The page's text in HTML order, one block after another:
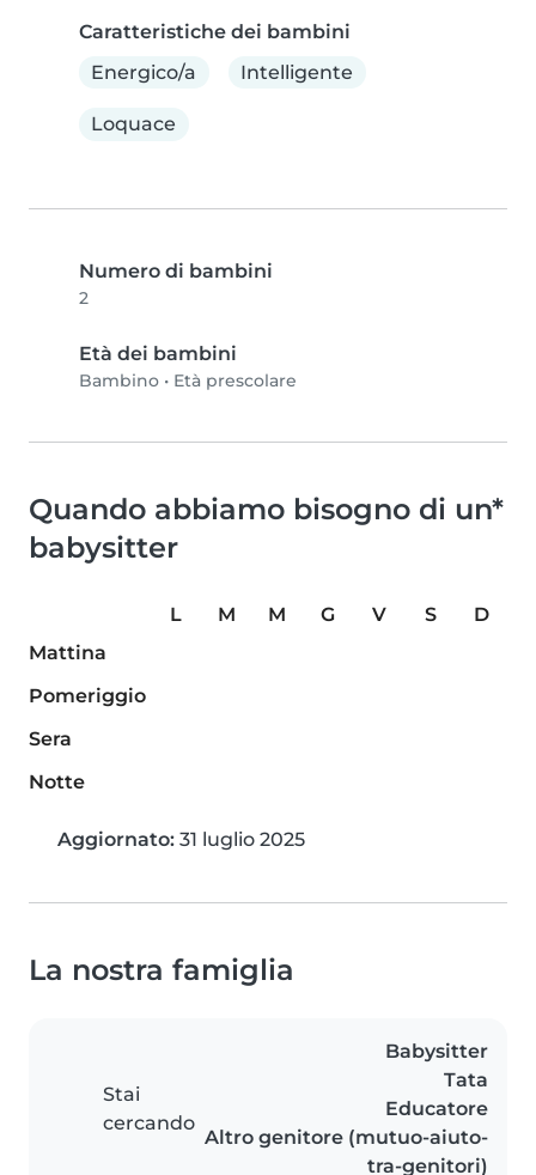
Caratteristiche dei bambini
Energico/a
Intelligente
Loquace
Numero di bambini
2
Età dei bambini
Bambino • Età prescolare
Quando abbiamo bisogno di un*
babysitter
L M M G V S
D
Mattina
Pomeriggio
Sera
Notte
Aggiornato: 31 luglio 2025
La nostra famiglia
Stai
cercando
Babysitter
Tata
Educatore
Altro genitore (mutuo-aiuto-
tra-genitori)